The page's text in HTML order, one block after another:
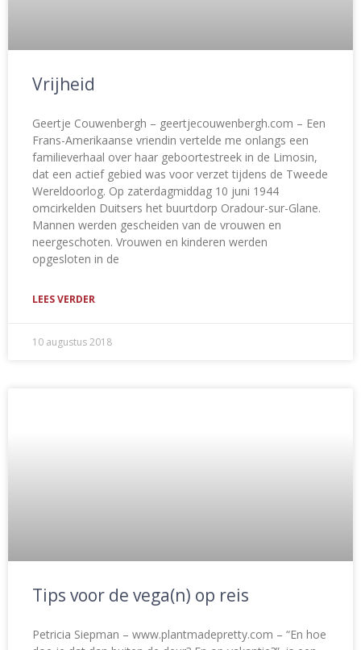
Vrijheid
Geertje Couwenbergh – geertjecouwenbergh.com – Een
Frans-Amerikaanse vriendin vertelde me onlangs een
familieverhaal over haar geboortestreek in de Limosin,
dat een actief gebied was voor verzet tijdens de Tweede
Wereldoorlog. Op zaterdagmiddag 10 juni 1944
omcirkelden Duitsers het buurtdorp Oradour-sur-Glane.
Mannen werden gescheiden van de vrouwen en
neergeschoten. Vrouwen en kinderen werden
opgesloten in de
LEES VERDER
10 augustus 2018
Tips voor de vega(n) op reis
Petricia Siepman – www.plantmadepretty.com – “En hoe